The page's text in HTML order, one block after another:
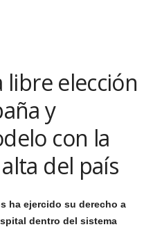
elección
y
con la
del país
ha ejercido su derecho a
dentro del sistema